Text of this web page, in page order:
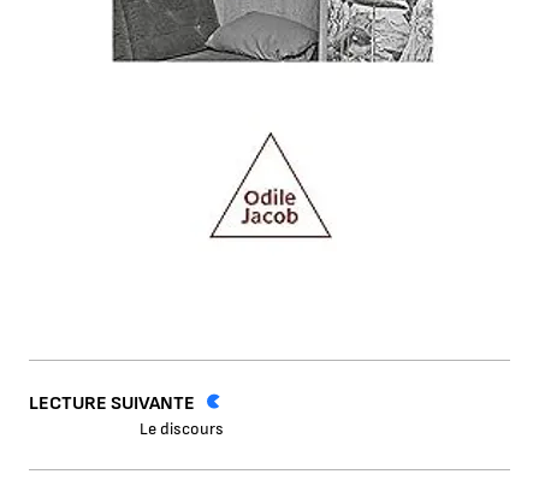
LECTURE SUIVANTE
Le discours